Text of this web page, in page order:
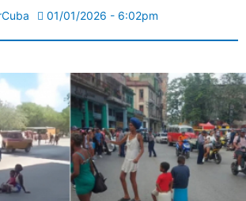
01/01/2026 - 6:02pm